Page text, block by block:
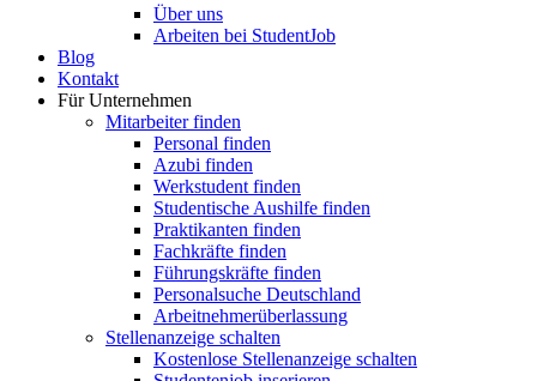
Über uns
Arbeiten bei StudentJob
Blog
Kontakt
Für Unternehmen
Mitarbeiter finden
Personal finden
Azubi finden
Werkstudent finden
Studentische Aushilfe finden
Praktikanten finden
Fachkräfte finden
Führungskräfte finden
Personalsuche Deutschland
Arbeitnehmerüberlassung
Stellenanzeige schalten
Kostenlose Stellenanzeige schalten